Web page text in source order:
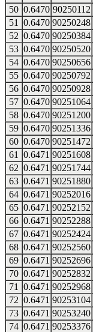
50 0.6470 90250112
51
0.6470 90250248
52 0.6470 90250384
53 0.6470 90250520
54 0.6470 90250656
55 0.6470 90250792
56 0.6470 90250928
57 0.6470 90251064
58 0.6470 90251200
59 0.6470 90251336
60 0.6470 90251472
61
0.6471 90251608
62 0.6471 90251744
63 0.6471 90251880
64 0.6471 90252016
65 0.6471 90252152
66 0.6471 90252288
67 0.6471 90252424
68 0.6471 90252560
69 0.6471 90252696
70 0.6471 90252832
71
0.6471 90252968
72 0.6471 90253104
73 0.6471 90253240
74 0.6471 90253376